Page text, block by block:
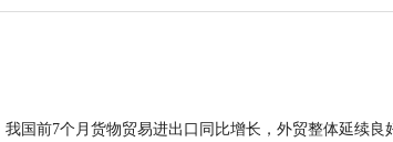
国前7个月货物贸易进出口同比增长，外贸整体延续良